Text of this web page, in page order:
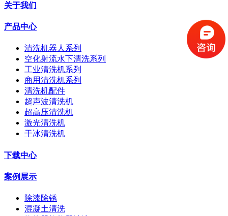
关于我们
产品中心
清洗机器人系列
空化射流水下清洗系列
工业清洗机系列
商用清洗机系列
清洗机配件
超声波清洗机
超高压清洗机
激光清洗机
干冰清洗机
下载中心
案例展示
除漆除锈
混凝土清洗